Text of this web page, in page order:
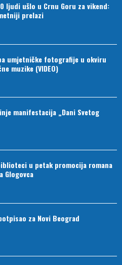
ljudi ušlo u Crnu Goru za vikend:
prelazi
umjetničke fotografije u okviru
muzike (VIDEO)
manifestacija „Dani Svetog
u petak promocija romana
Glogovca
za Novi Beograd